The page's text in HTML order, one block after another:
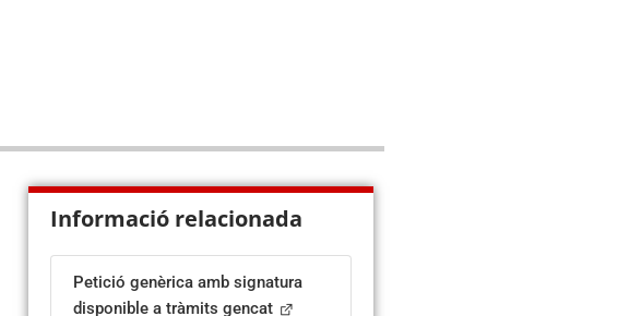
Informació relacionada
Petició genèrica amb signatura
disponible a tràmits gencat